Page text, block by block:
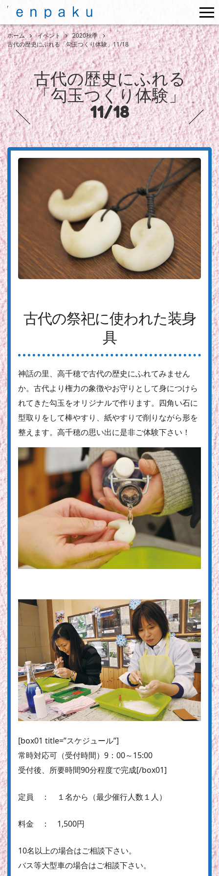
ホーム イベント
2020秋季
古代の歴史にふれる「勾玉つくり体験」11/18
古代の歴史にふれる
「勾玉つくり体験」
11/18
古代の祭祀に使われた装身
具
神話の里、高千穂で古代の歴史にふれてみません
か。古代より権力の象徴やお守りとして身につけら
れてきた勾玉をオリジナルで作ります。四角い石に
型取りをして棒やすり、紙やすりで削りながら形を
整えます。高千穂の思い出に是非ご体験下さい！
[box01 title=”スケジュール”]
常時対応可 （受付時間）9：00～15:00
受付後、所要時間90分程度で完成[/box01]
定員 ： １名から（最少催行人数１人）
料金 ： 1,500円
10名以上の場合はご相談下さい。
バス等大型車の場合はご相談下さい。